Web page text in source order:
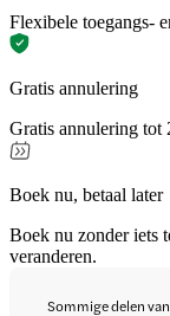
Flexibele toegangs-
Gratis annulering
Gratis annulering tot
Boek nu, betaal later
Boek nu zonder iets
veranderen.
Sommige delen